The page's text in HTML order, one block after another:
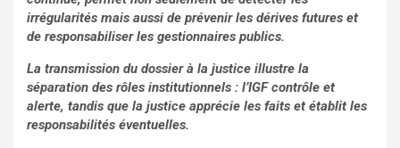
irrégularités mais aussi de prévenir les dérives futures et
de responsabiliser les gestionnaires publics.
La transmission du dossier à la justice illustre la
séparation des rôles institutionnels : l’IGF contrôle et
alerte, tandis que la justice apprécie les faits et établit les
responsabilités éventuelles.